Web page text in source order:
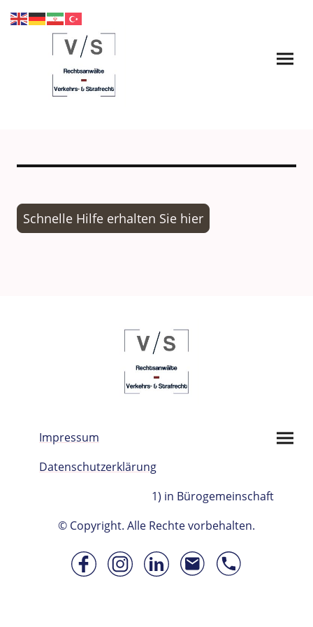
Schnelle Hilfe erhalten Sie hier
Impressum
Datenschutzerklärung
1) in Bürogemeinschaft
© Copyright. Alle Rechte vorbehalten.